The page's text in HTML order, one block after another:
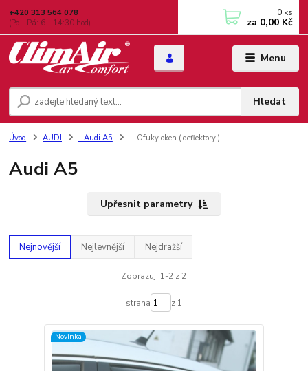
Menu
Hledat
+420 313 564 078
(Po - Pá: 6 - 14:30 hod)
0 ks
za 0,00 Kč
Úvod AUDI - Audi A5 - Ofuky oken ( deflektory )
Audi A5
Upřesnit parametry
Nejnovější Nejlevnější Nejdražší
Zobrazuji 1-2 z 2
strana z 1
Novinka